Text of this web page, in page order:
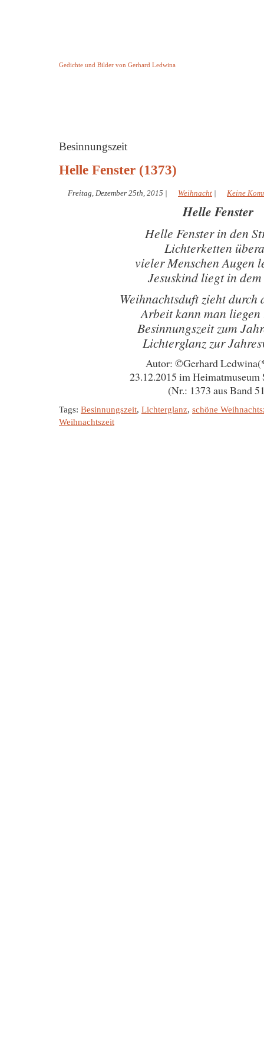
Gedichte und Bilder von Gerhard Ledwina
Besinnungszeit
Helle Fenster (1373)
Freitag, Dezember 25th, 2015 | Weihnacht | Keine
Helle Fenster
Helle Fenster in den
Lichterketten
vieler Menschen Augen
Jesuskind liegt in
Weihnachtsduft zieht durch
Arbeit kann man liegen
Besinnungszeit zum
Lichterglanz zur
Autor: ©Gerhard
23.12.2015 im Heimatmuseum
(Nr.: 1373 aus Band
Tags: Besinnungszeit, Lichterglanz, schöne
Weihnachtszeit